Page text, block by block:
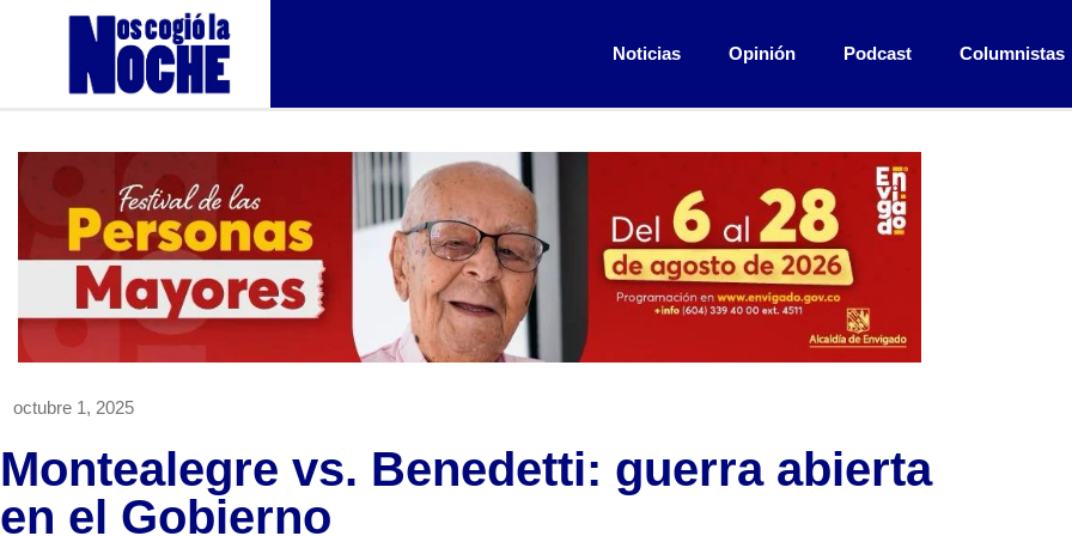
Noticias Opinión Podcast Columnistas
octubre 1, 2025
Montealegre vs. Benedetti: guerra abierta
en el Gobierno